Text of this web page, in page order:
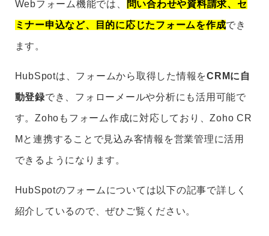
Webフォーム機能では、 問い合わせや資料請求、セ
ミナー申込など、目的に応じたフォームを作成でき
ます。
HubSpotは、フォームから取得した情報をCRMに自
動登録でき、フォローメールや分析にも活用可能で
す。Zohoもフォーム作成に対応しており、Zoho CR
Mと連携することで見込み客情報を営業管理に活用
できるようになります。
HubSpotのフォームについては以下の記事で詳しく
紹介しているので、ぜひご覧ください。